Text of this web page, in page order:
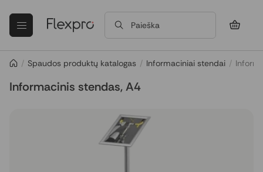
Paieška
/ Spaudos produktų katalogas / Informaciniai stendai /
Informacinis stendas, A4